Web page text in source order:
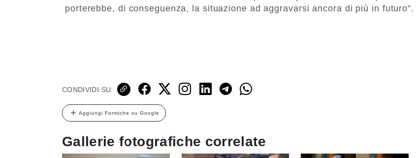
porterebbe, di conseguenza, la situazione ad aggravarsi ancora di più in futuro”.
CONDIVIDI SU:
Aggiungi Formiche su Google
Gallerie fotografiche correlate